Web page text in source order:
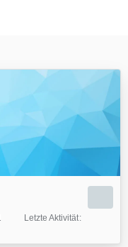
Letzte Aktivität